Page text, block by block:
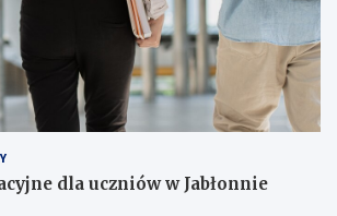
dla uczniów w Jabłonnie